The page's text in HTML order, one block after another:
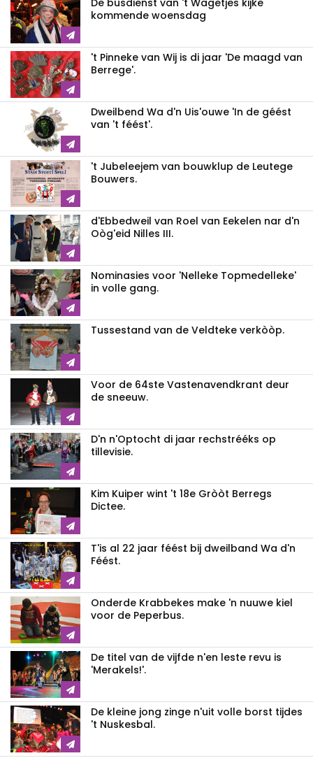
De busdienst van 't Wagetjes kijke
kommende woensdag
't Pinneke van Wij is di jaar 'De maagd van
Berrege'.
Dweilbend Wa d'n Uis'ouwe 'In de géést
van 't féést'.
't Jubeleejem van bouwklup de Leutege
Bouwers.
d'Ebbedweil van Roel van Eekelen nar d'n
Oòg'eid Nilles III.
Nominasies voor 'Nelleke Topmedelleke'
in volle gang.
Tussestand van de Veldteke verkòòp.
Voor de 64ste Vastenavendkrant deur
de sneeuw.
D'n n'Optocht di jaar rechstrééks op
tillevisie.
Kim Kuiper wint 't 18e Gròòt Berregs
Dictee.
T'is al 22 jaar féést bij dweilband Wa d'n
Féést.
Onderde Krabbekes make 'n nuuwe kiel
voor de Peperbus.
De titel van de vijfde n'en leste revu is
'Merakels!'.
De kleine jong zinge n'uit volle borst tijdes
't Nuskesbal.